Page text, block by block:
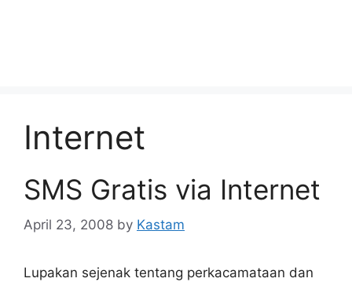
Internet
SMS Gratis via Internet
April 23, 2008 by Kastam
Lupakan sejenak tentang perkacamataan dan